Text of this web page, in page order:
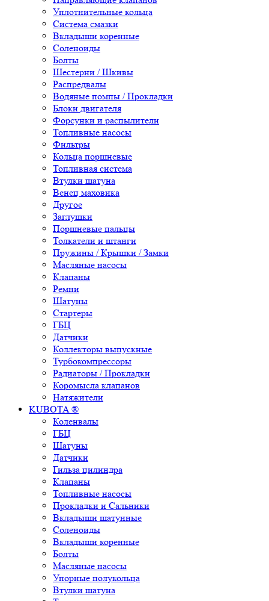
Уплотнительные кольца
Система смазки
Вкладыши коренные
Соленоиды
Болты
Шестерни / Шкивы
Распредвалы
Водяные помпы / Прокладки
Блоки двигателя
Форсунки и распылители
Топливные насосы
Фильтры
Кольца поршневые
Топливная система
Втулки шатуна
Венец маховика
Другое
Заглушки
Поршневые пальцы
Толкатели и штанги
Пружины / Крышки / Замки
Масляные насосы
Клапаны
Ремни
Шатуны
Стартеры
ГБЦ
Датчики
Коллекторы выпускные
Турбокомпрессоры
Радиаторы / Прокладки
Коромысла клапанов
Натяжители
KUBOTA ®
Коленвалы
ГБЦ
Шатуны
Датчики
Гильза цилиндра
Клапаны
Топливные насосы
Прокладки и Сальники
Вкладыши шатунные
Соленоиды
Вкладыши коренные
Болты
Масляные насосы
Упорные полукольца
Втулки шатуна